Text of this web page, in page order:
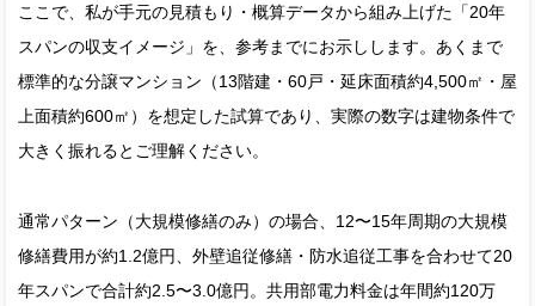
ここで、私が手元の見積もり・概算データから組み上げた「20年
スパンの収支イメージ」を、参考までにお示しします。あくまで
標準的な分譲マンション（13階建・60戸・延床面積約4,500㎡・屋
上面積約600㎡）を想定した試算であり、実際の数字は建物条件で
大きく振れるとご理解ください。
通常パターン（大規模修繕のみ）の場合、12〜15年周期の大規模
修繕費用が約1.2億円、外壁追従修繕・防水追従工事を合わせて20
年スパンで合計約2.5〜3.0億円。共用部電力料金は年間約120万